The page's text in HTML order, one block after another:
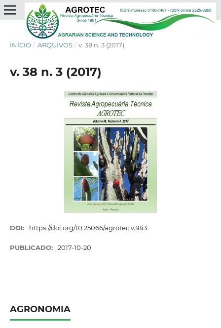
INÍCIO / ARQUIVOS / v. 38 n. 3 (2017)
v. 38 n. 3 (2017)
DOI: https://doi.org/10.25066/agrotec.v38i3
PUBLICADO: 2017-10-20
AGRONOMIA